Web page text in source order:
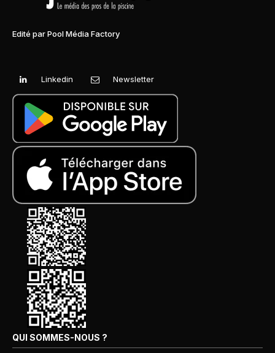
Edité par Pool Média Factory
Linkedin Newsletter
QUI SOMMES-NOUS ?